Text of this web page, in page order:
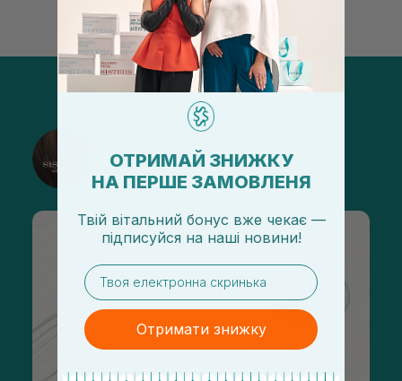
Подписаться
ОТРИМАЙ ЗНИЖКУ
НА ПЕРШЕ ЗАМОВЛЕНЯ
Твій вітальний бонус вже чекає —
підписуйся на наші новини!
email
Отримати знижку